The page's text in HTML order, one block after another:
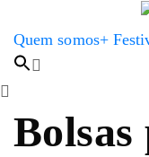
Quem somos+
Bolsas